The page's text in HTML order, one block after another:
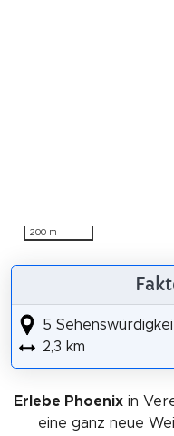
200 m
5
2,3 km
Erlebe Phoenixin
eine ganz neue